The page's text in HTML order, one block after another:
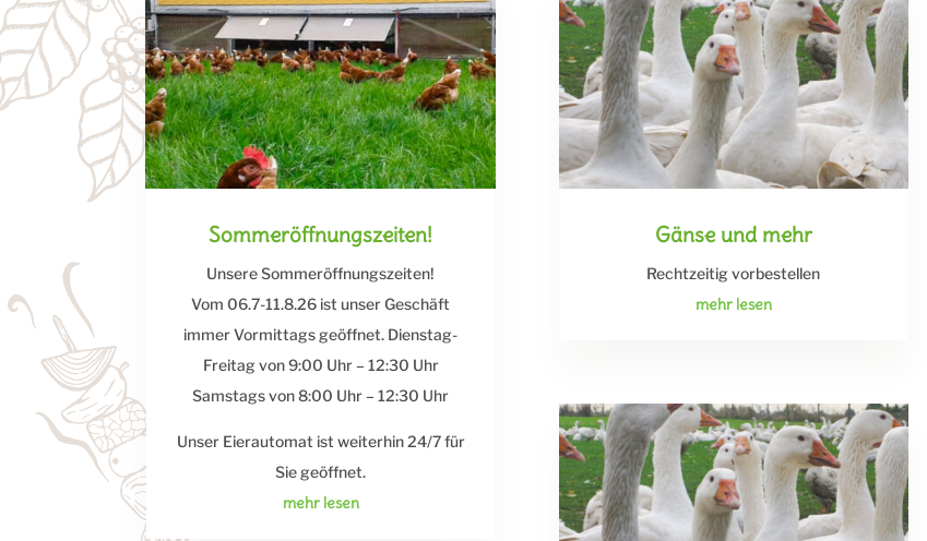
Sommeröffnungszeiten!
Unsere Sommeröffnungszeiten!
Vom 06.7-11.8.26 ist unser Geschäft
immer Vormittags geöffnet. Dienstag-
Freitag von 9:00 Uhr – 12:30 Uhr
Samstags von 8:00 Uhr – 12:30 Uhr
Unser Eierautomat ist weiterhin 24/7 für
Sie geöffnet.
mehr lesen
Gänse und mehr
Rechtzeitig vorbestellen
mehr lesen